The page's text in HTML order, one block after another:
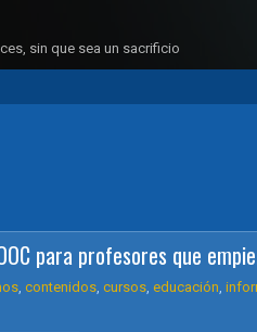
sin que sea un sacrificio
para profesores que
, contenidos, cursos, educación,